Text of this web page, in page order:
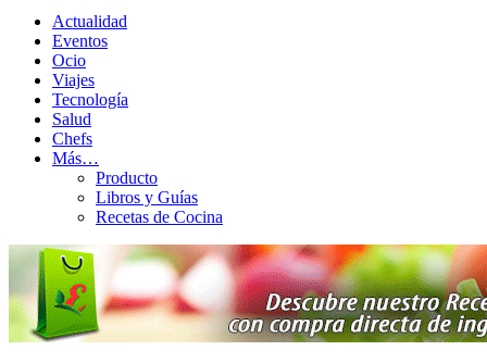
Actualidad
Eventos
Ocio
Viajes
Tecnología
Salud
Chefs
Más…
Producto
Libros y Guías
Recetas de Cocina